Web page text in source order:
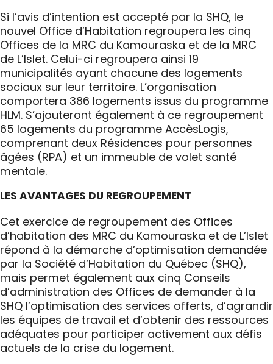
Si l’avis d’intention est accepté par la SHQ, le
nouvel Office d’Habitation regroupera les cinq
Offices de la MRC du Kamouraska et de la MRC
de L’Islet. Celui-ci regroupera ainsi 19
municipalités ayant chacune des logements
sociaux sur leur territoire. L’organisation
comportera 386 logements issus du programme
HLM. S’ajouteront également à ce regroupement
65 logements du programme AccèsLogis,
comprenant deux Résidences pour personnes
âgées (RPA) et un immeuble de volet santé
mentale.
LES AVANTAGES DU REGROUPEMENT
Cet exercice de regroupement des Offices
d’habitation des MRC du Kamouraska et de L’Islet
répond à la démarche d’optimisation demandée
par la Société d’Habitation du Québec (SHQ),
mais permet également aux cinq Conseils
d’administration des Offices de demander à la
SHQ l’optimisation des services offerts, d’agrandir
les équipes de travail et d’obtenir des ressources
adéquates pour participer activement aux défis
actuels de la crise du logement.